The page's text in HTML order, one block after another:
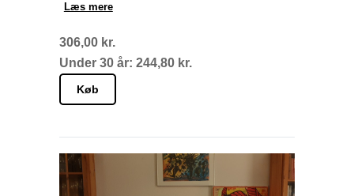
Torsdage fra kl. 17.00 til 18.30
Det hele foregår live via Teams hjemme
fra din yndlingskrog. Og det er nemmere
end det lyder. Du får efter din betaling en
Jeg glæder mig til vi ses
Læs mere
306,00 kr.
Under 30 år: 244,80 kr.
Køb